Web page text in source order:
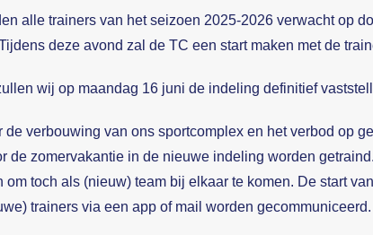
alle trainers van het seizoen 2025-2026 verwacht op
deze avond zal de TC een start maken met de
wij op maandag 16 juni de indeling definitief
de verbouwing van ons sportcomplex en het verbod op
de zomervakantie in de nieuwe indeling worden
om toch als (nieuw) team bij elkaar te komen. De start
trainers via een app of mail worden gecommuniceerd.